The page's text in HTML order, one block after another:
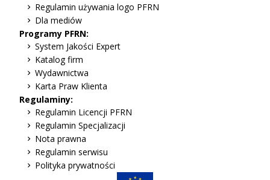
Regulamin używania logo PFRN
Dla mediów
Programy PFRN:
System Jakości Expert
Katalog firm
Wydawnictwa
Karta Praw Klienta
Regulaminy:
Regulamin Licencji PFRN
Regulamin Specjalizacji
Nota prawna
Regulamin serwisu
Polityka prywatności